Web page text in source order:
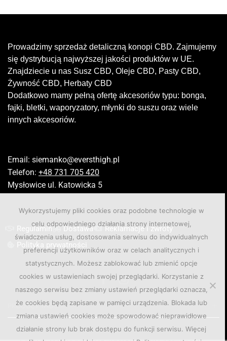
Prowadzimy sprzedaż detaliczną konopi CBD. Zajmujemy
się dystrybucją najwyższej jakości produktów w UE.
Znajdziecie u nas Susz CBD, Oleje CBD, Pasty CBD,
Żywność CBD, Herbaty CBD
Dodatkowo mamy pełną ofertę akcesoriów typu: bonga,
fajki, bletki, waporyzatory, młynki do suszu oraz wiele
innych akcesoriów.
Email: siemanko@eversthigh.pl
Telefon: +48 731 705 420
Mysłowice ul. Katowicka 5
Regulamin Dostawa
Reklamacje i zwroty
Polityka prywatności
PRODUCT TAGS
Wykorzystujemy pliki cookies oraz podobne technologie w
celu odpowiedniego działania strony internetowej,
świadczenia usług, dostosowania serwisu do indywidualnych
preferencji użytkowników oraz w celach analitycznych i
statystycznych. Możesz zablokować lub zmienić opcje
cookies w ustawieniach swojej przeglądarki. Korzystanie z
naszego serwisu bez zmiany ustawień przeglądarki oznacza,
że cookies będą zapisane w pamięci urządzenia. Blokada lub
zmiana ustawień cookies może spowodować nieprawidłowe
działanie strony lub brak dostępu do funkcji serwisu. Więcej